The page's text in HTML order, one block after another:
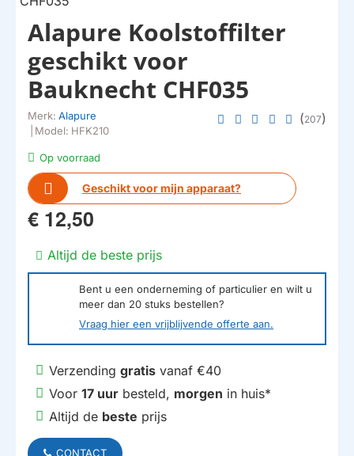
HUISMERK
Op voorraad
Geschikt voor mijn apparaat?
Alapure Koolstoffilter
geschikt voor
Bauknecht CHF035
Merk: Alapure
Model: HFK210
(207)
€ 12,50
Altijd de beste prijs
Bent u een onderneming of particulier en wilt u
meer dan 20 stuks bestellen?
Vraag hier een vrijblijvende offerte aan.
Verzending gratis vanaf €40
Voor 17 uur besteld, morgen in huis*
Altijd de beste prijs
CONTACT